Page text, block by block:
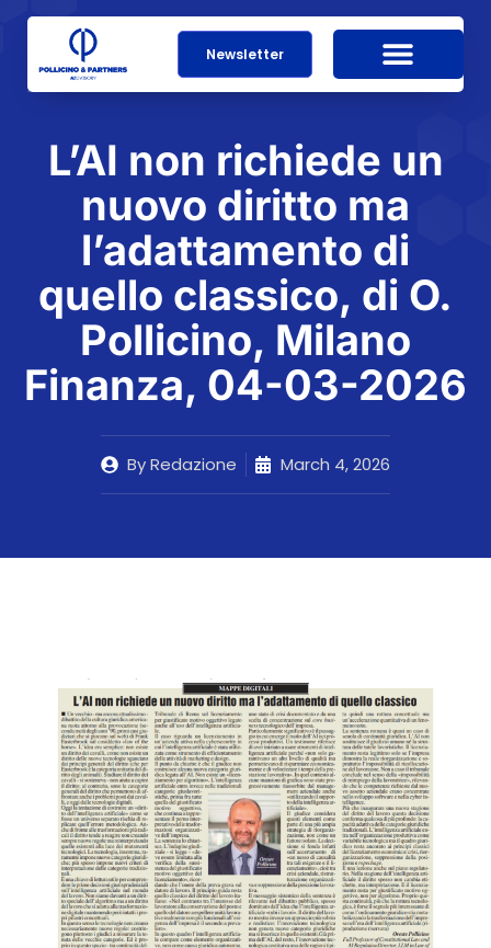
Newsletter
L’AI non richiede un
nuovo diritto ma
l’adattamento di
quello classico, di O.
Pollicino, Milano
Finanza, 04-03-2026
ByRedazione March 4, 2026